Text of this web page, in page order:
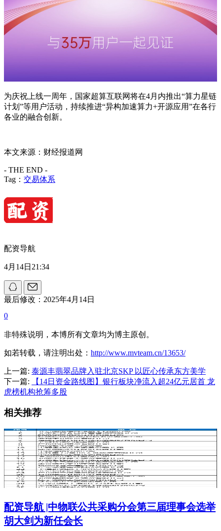
为庆祝上线一周年，国家超算互联网将在4月内推出“算力星链
计划”等用户活动，持续推进“异构加速算力+开源应用”在各行
各业的融合创新。
本文来源：财经报道网
- THE END -
Tag： 交易体系
配资导航
4月14日21:34
最后修改：2025年4月14日
0
非特殊说明，本博所有文章均为博主原创。
如若转载，请注明出处： http://www.mvteam.cn/13653/
上一篇: 泰源丰翡翠品牌入驻北京SKP 以匠心传承东方美学
下一篇:
【14日资金路线图】银行板块净流入超24亿元居首 龙
虎榜机构抢筹多股
相关推荐
配资导航 |中物联公共采购分会第三届理事会选举
胡大剑为新任会长